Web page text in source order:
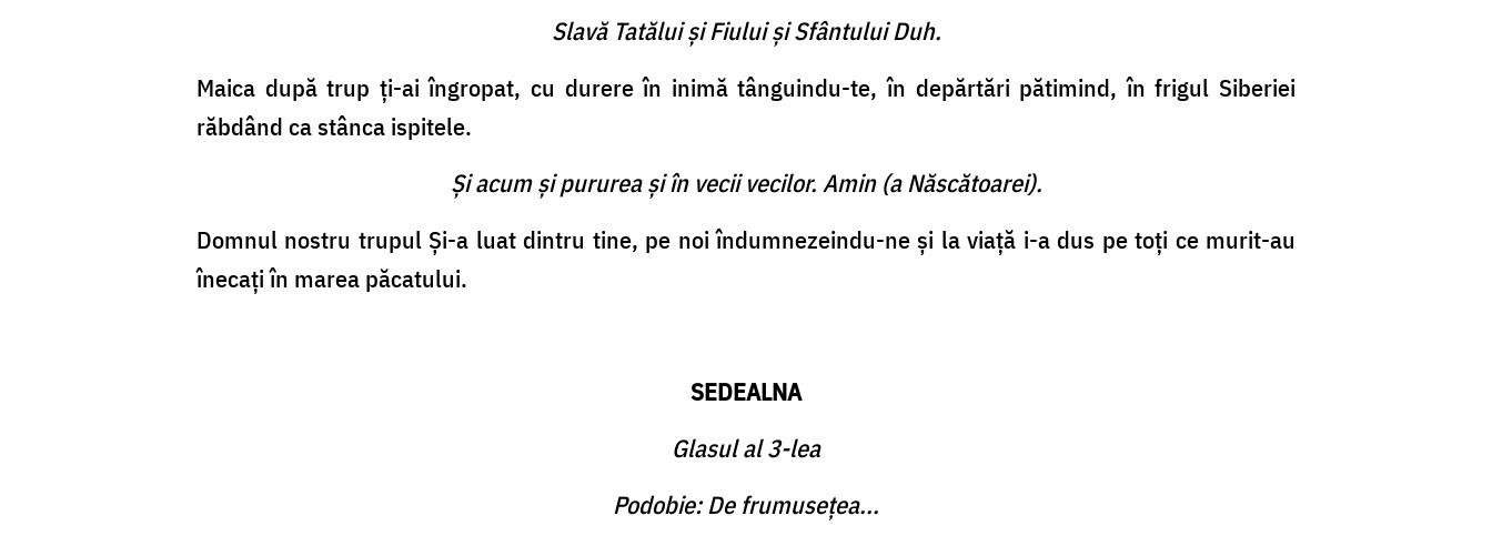
Slavă Tatălui şi Fiului şi Sfântului Duh.
Maica după trup ți-ai îngropat, cu durere în inimă tânguindu-te, în depărtări pătimind, în frigul Siberiei
răbdând ca stânca ispitele.
Şi acum şi pururea şi în vecii vecilor. Amin (a Născătoarei).
Domnul nostru trupul Și-a luat dintru tine, pe noi îndumnezeindu-ne și la viață i-a dus pe toți ce murit-au
înecați în marea păcatului.
SEDEALNA
Glasul al 3-lea
Podobie: De frumusețea...